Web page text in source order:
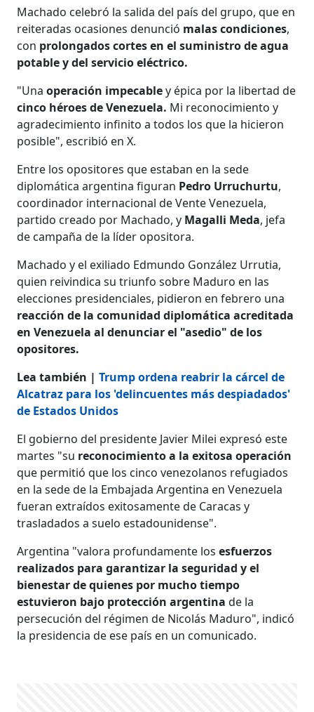
Machado celebró la salida del país del grupo, que en
reiteradas ocasiones denunció malas condiciones,
con prolongados cortes en el suministro de agua
potable y del servicio eléctrico.
"Unaoperación impecabley épica por la libertad de
cinco héroes de Venezuela. Mi reconocimiento y
agradecimiento infinito a todos los que la hicieron
posible", escribió en X.
Entre los opositores que estaban en la sede
diplomática argentina figuran Pedro Urruchurtu,
coordinador internacional de Vente Venezuela,
partido creado por Machado, y Magalli Meda, jefa
de campaña de la líder opositora.
Machado y el exiliado Edmundo González Urrutia,
quien reivindica su triunfo sobre Maduro en las
elecciones presidenciales, pidieron en febrero una
reacción de la comunidad diplomática acreditada
en Venezuela al denunciar el "asedio" de los
opositores.
Lea también |Trump ordena reabrir la cárcel de
Alcatraz para los 'delincuentes más despiadados'
de Estados Unidos
El gobierno del presidente Javier Milei expresó este
martes "su reconocimiento a la exitosa operación
que permitió que los cinco venezolanos refugiados
en la sede de la Embajada Argentina en Venezuela
fueran extraídos exitosamente de Caracas y
trasladados a suelo estadounidense".
Argentina "valora profundamente los esfuerzos
realizados para garantizar la seguridad y el
bienestar de quienes por mucho tiempo
estuvieron bajo protección argentinade la
persecución del régimen de Nicolás Maduro", indicó
la presidencia de ese país en un comunicado.